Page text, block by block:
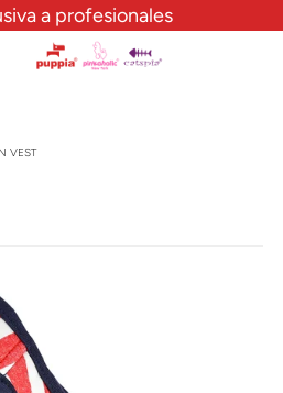
a profesionales
VEST